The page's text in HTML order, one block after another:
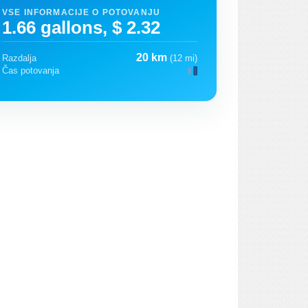
VSE INFORMACIJE O POTOVANJU
1.66 gallons, $ 2.32
Razdalja 20 km (12 mi)
Čas potovanja